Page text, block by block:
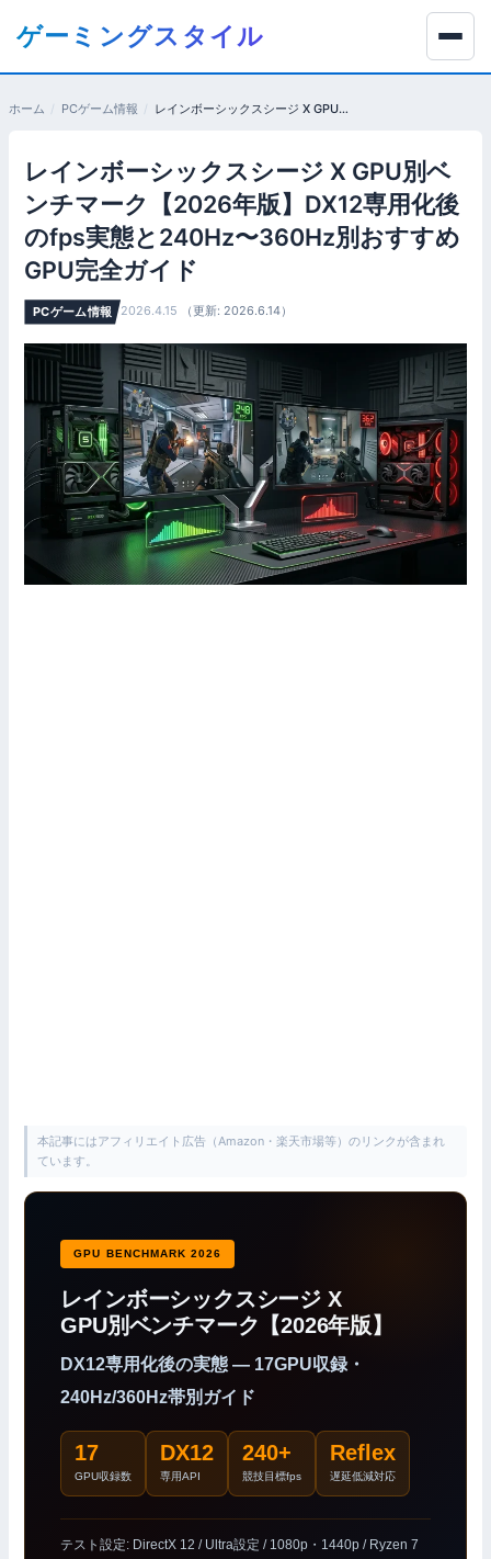
ツ
ゲーミングスタイル
ホーム PCゲーム情報 レインボーシックスシージ X GPU別ベンチマーク【2026年版】DX12専用化後のfps実態と240Hz〜360Hz別おすすめGPU完全ガイド
レインボーシックスシージ X GPU別ベ
ンチマーク【2026年版】DX12専用化後
のfps実態と240Hz〜360Hz別おすすめ
GPU完全ガイド
PCゲーム情報 2026.4.15 （更新: 2026.6.14）
本記事にはアフィリエイト広告（Amazon・楽天市場等）のリンクが含まれ
ています。
GPU BENCHMARK 2026
レインボーシックスシージ X
GPU別ベンチマーク【2026年版】
DX12専用化後の実態 — 17GPU収録・
240Hz/360Hz帯別ガイド
17
GPU収録数
DX12
専用API
240+
競技目標fps
Reflex
遅延低減対応
テスト設定: DirectX 12 / Ultra設定 / 1080p・1440p / Ryzen 7